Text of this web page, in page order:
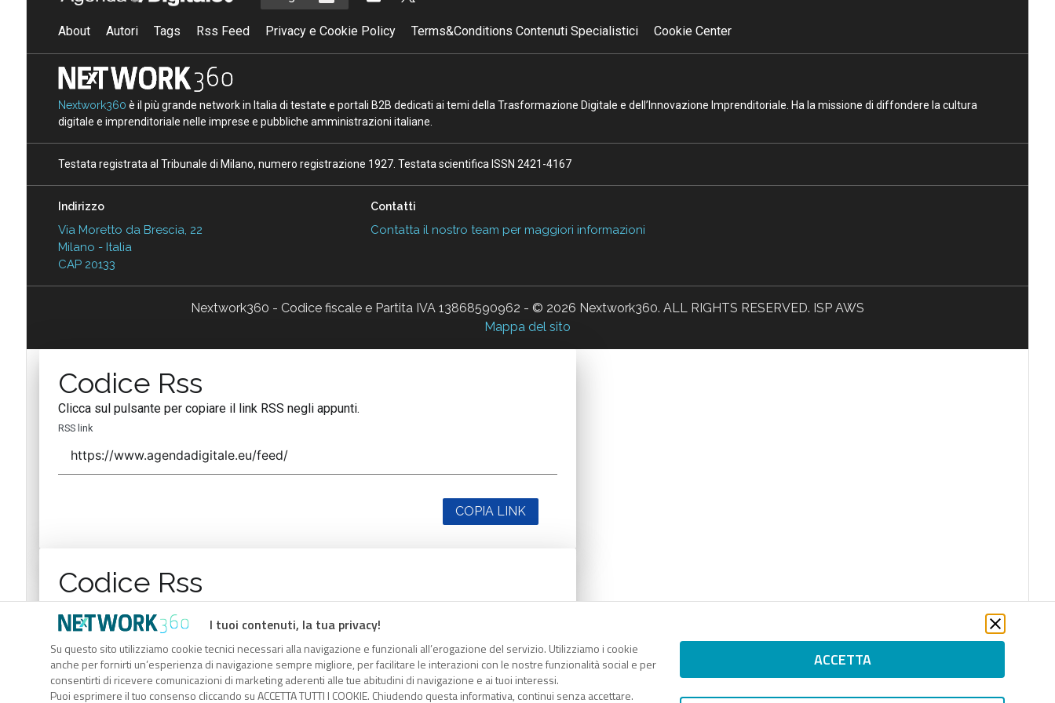
I tuoi contenuti, la tua privacy!
Su questo sito utilizziamo cookie tecnici necessari alla navigazione e funzionali all’erogazione del servizio. Utilizziamo i cookie
anche per fornirti un’esperienza di navigazione sempre migliore, per facilitare le interazioni con le nostre funzionalità social e per
consentirti di ricevere comunicazioni di marketing aderenti alle tue abitudini di navigazione e ai tuoi interessi.
Puoi esprimere il tuo consenso cliccando su ACCETTA TUTTI I COOKIE. Chiudendo questa informativa, continui senza accettare.
ACCETTA
About Autori Tags Rss Feed Privacy e Cookie Policy Terms&Conditions Contenuti Specialistici Cookie Center
Nextwork360 è il più grande network in Italia di testate e portali B2B dedicati ai temi della Trasformazione Digitale e dell’Innovazione Imprenditoriale. Ha la missione di diffondere la cultura
digitale e imprenditoriale nelle imprese e pubbliche amministrazioni italiane.
Testata registrata al Tribunale di Milano, numero registrazione 1927. Testata scientifica ISSN 2421-4167
Indirizzo
Via Moretto da Brescia, 22
Milano - Italia
CAP 20133
Contatti
Contatta il nostro team per maggiori informazioni
Nextwork360 - Codice fiscale e Partita IVA 13868590962 - © 2026 Nextwork360. ALL RIGHTS RESERVED. ISP AWS
Mappa del sito
Codice Rss
Clicca sul pulsante per copiare il link RSS negli appunti.
RSS link
COPIA LINK
Codice Rss
RSS link